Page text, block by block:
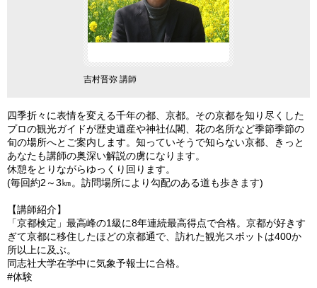
吉村晋弥 講師
四季折々に表情を変える千年の都、京都。その京都を知り尽くした
プロの観光ガイドが歴史遺産や神社仏閣、花の名所など季節季節の
旬の場所へとご案内します。知っていそうで知らない京都、きっと
あなたも講師の奥深い解説の虜になります。
休憩をとりながらゆっくり回ります。
(毎回約2～3㎞。訪問場所により勾配のある道も歩きます)
【講師紹介】
「京都検定」最高峰の1級に8年連続最高得点で合格。京都が好きす
ぎて京都に移住したほどの京都通で、訪れた観光スポットは400か
所以上に及ぶ。
同志社大学在学中に気象予報士に合格。
#体験